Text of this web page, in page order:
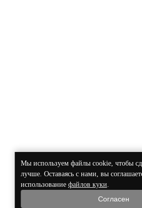
Мы используем файлы cookie, чтобы
лучше. Оставаясь с нами, вы
использование файлов куки.
Согласен